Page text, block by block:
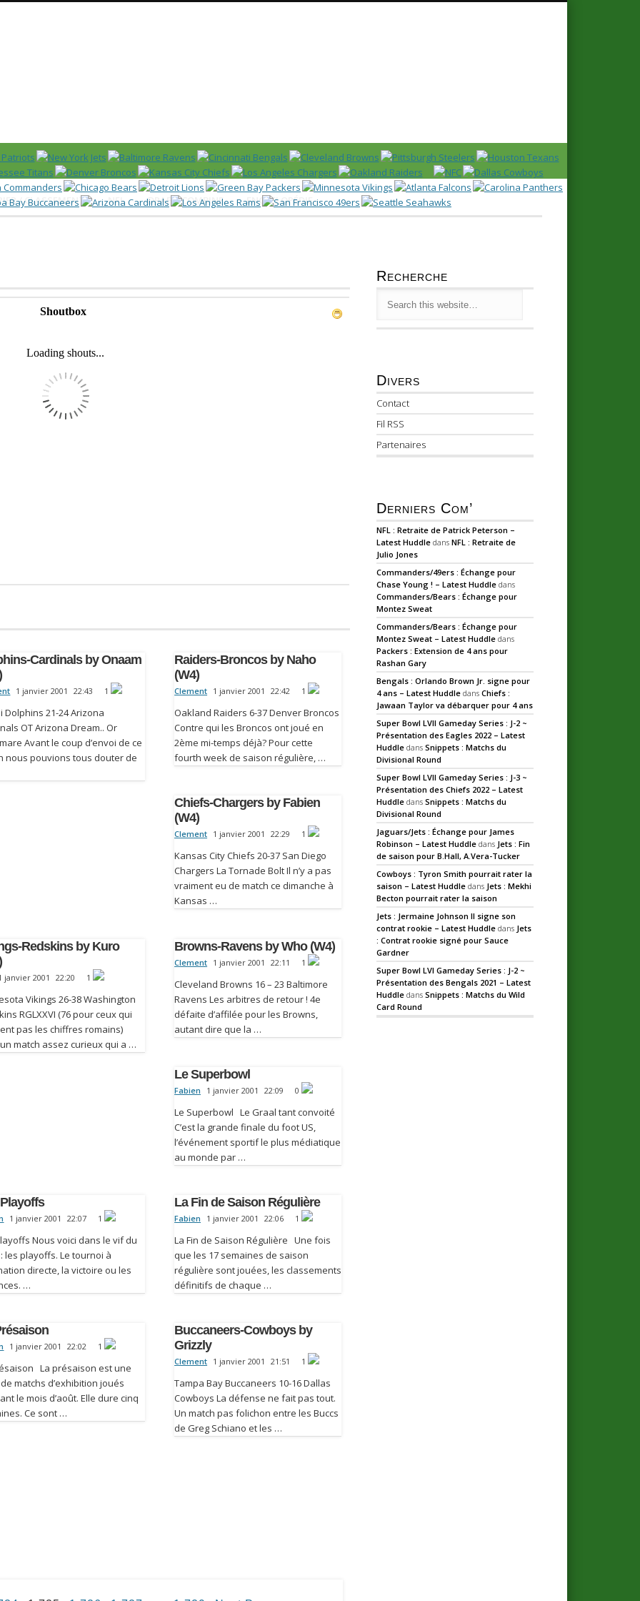
/ CLASSEMENT NFL DRAFT/COMBINE ENCYCLOPÉDIE
Cardinals by Onaam
1 janvier 2001 22:43 1
Dolphins 21-24 Arizona
OT Arizona Dream.. Or
Avant le coup d’envoi de ce
nous pouvions tous douter de
Raiders-Broncos by Naho
(W4)
Clement 1 janvier 2001 22:42 1
Oakland Raiders 6-37 Denver Broncos
Contre qui les Broncos ont joué en
2ème mi-temps déjà? Pour cette
fourth week de saison régulière, …
Chiefs-Chargers by Fabien
(W4)
Clement 1 janvier 2001 22:29 1
Kansas City Chiefs 20-37 San Diego
Chargers La Tornade Bolt Il n’y a pas
vraiment eu de match ce dimanche à
Kansas …
Redskins by Kuro
janvier 2001 22:20 1
Vikings 26-38 Washington
RGLXXVI (76 pour ceux qui
pas les chiffres romains)
un match assez curieux qui a …
Browns-Ravens by Who (W4)
Clement 1 janvier 2001 22:11 1
Cleveland Browns 16 – 23 Baltimore
Ravens Les arbitres de retour ! 4e
défaite d’affilée pour les Browns,
autant dire que la …
Le Superbowl
Fabien 1 janvier 2001 22:09 0
Le Superbowl Le Graal tant convoité
C’est la grande finale du foot US,
l’événement sportif le plus médiatique
au monde par …
1 janvier 2001 22:07 1
Nous voici dans le vif du
les playoffs. Le tournoi à
directe, la victoire ou les
…
La Fin de Saison Régulière
Fabien 1 janvier 2001 22:06 1
La Fin de Saison Régulière Une fois
que les 17 semaines de saison
régulière sont jouées, les classements
définitifs de chaque …
1 janvier 2001 22:02 1
La présaison est une
matchs d’exhibition joués
le mois d’août. Elle dure cinq
Ce sont …
Buccaneers-Cowboys by
Grizzly
Clement 1 janvier 2001 21:51 1
Tampa Bay Buccaneers 10-16 Dallas
Cowboys La défense ne fait pas tout.
Un match pas folichon entre les Buccs
de Greg Schiano et les …
Recherche
Divers
Contact
Fil RSS
Partenaires
Derniers Com’
NFL : Retraite de Patrick Peterson –
Latest Huddle dansNFL : Retraite de
Julio Jones
Commanders/49ers : Échange pour
Chase Young ! – Latest Huddle dans
Commanders/Bears : Échange pour
Montez Sweat
Commanders/Bears : Échange pour
Montez Sweat – Latest Huddle dans
Packers : Extension de 4 ans pour
Rashan Gary
Bengals : Orlando Brown Jr. signe pour
4 ans – Latest Huddle dansChiefs :
Jawaan Taylor va débarquer pour 4 ans
Super Bowl LVII Gameday Series : J-2 ~
Présentation des Eagles 2022 – Latest
Huddle dansSnippets : Matchs du
Divisional Round
Super Bowl LVII Gameday Series : J-3 ~
Présentation des Chiefs 2022 – Latest
Huddle dansSnippets : Matchs du
Divisional Round
Jaguars/Jets : Échange pour James
Robinson – Latest Huddle dans Jets : Fin
de saison pour B.Hall, A.Vera-Tucker
Cowboys : Tyron Smith pourrait rater la
saison – Latest Huddle dans Jets : Mekhi
Becton pourrait rater la saison
Jets : Jermaine Johnson II signe son
contrat rookie – Latest Huddle dans Jets
: Contrat rookie signé pour Sauce
Gardner
Super Bowl LVI Gameday Series : J-2 ~
Présentation des Bengals 2021 – Latest
Huddle dansSnippets : Matchs du Wild
Card Round